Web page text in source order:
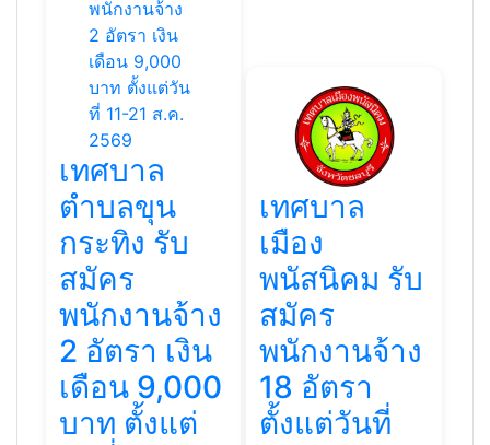
เทศบาล
ตำบลขุน
กระทิง รับ
สมัคร
พนักงานจ้าง
2 อัตรา เงิน
เดือน 9,000
บาท ตั้งแต่
เทศบาล
เมือง
พนัสนิคม รับ
สมัคร
พนักงานจ้าง
18 อัตรา
ตั้งแต่วันที่